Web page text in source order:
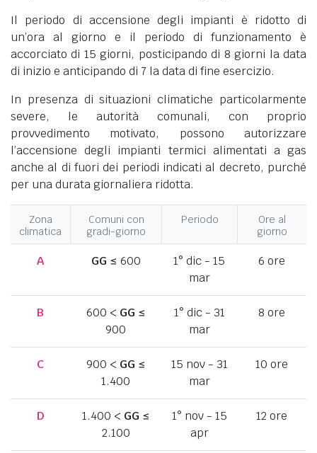
Il periodo di accensione degli impianti è ridotto di
un’ora al giorno e il periodo di funzionamento è
accorciato di 15 giorni, posticipando di 8 giorni la data
di inizio e anticipando di 7 la data di fine esercizio.
In presenza di situazioni climatiche particolarmente
severe, le autorità comunali, con proprio
provvedimento motivato, possono autorizzare
l’accensione degli impianti termici alimentati a gas
anche al di fuori dei periodi indicati al decreto, purché
per una durata giornaliera ridotta.
Zona
climatica
Comuni con
gradi-giorno
Periodo
Ore al
giorno
A GG ≤ 600
1° dic - 15
mar
6 ore
B 600 < GG ≤
900
1° dic - 31
mar
8 ore
C 900 < GG ≤
1.400
15 nov - 31
mar
10 ore
D 1.400 < GG ≤
2.100
1° nov - 15
apr
12 ore